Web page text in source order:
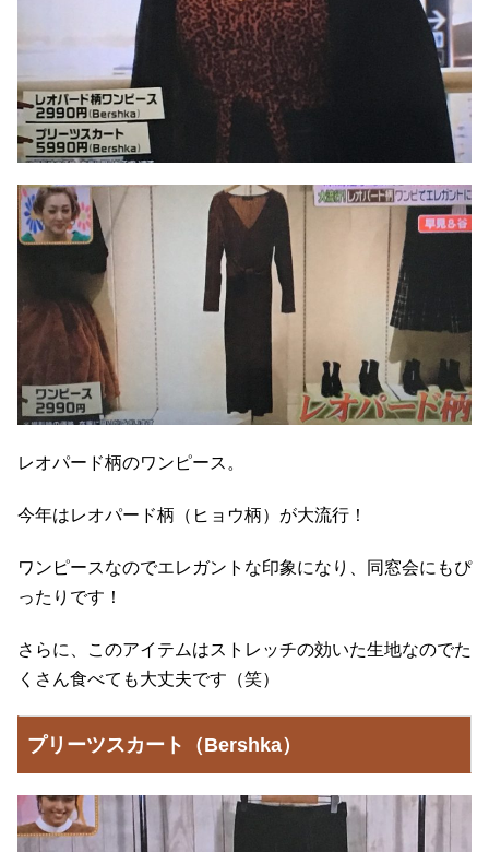
レオパード柄のワンピース。
今年はレオパード柄（ヒョウ柄）が大流行！
ワンピースなのでエレガントな印象になり、同窓会にもぴ
ったりです！
さらに、このアイテムはストレッチの効いた生地なのでた
くさん食べても大丈夫です（笑）
プリーツスカート（Bershka）